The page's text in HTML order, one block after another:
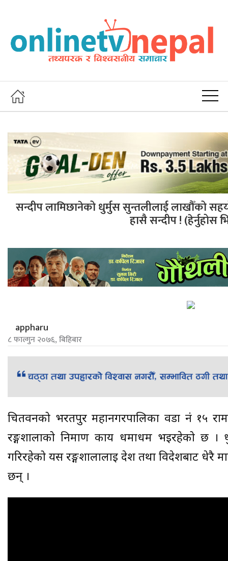
सन्दीप लामिछानेको धुर्मुस सुन्तलीलाई लाखौँको
हासै सन्दीप ! (हेर्नुहोस
appharu
८ फाल्गुन २०७६, बिहिबार
चितवनको भरतपुर महानगरपालिका वडा नं १५
रङ्गशालाको निर्माण कार्य धमाधम भइरहेको छ ।
गरिरहेको यस रङ्गशालालाई देश तथा विदेशबाट धेरै
छन् ।